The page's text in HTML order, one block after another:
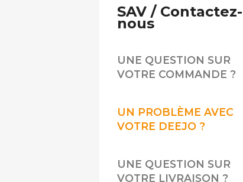
SAV / Contactez-
nous
UNE QUESTION SUR
VOTRE COMMANDE ?
UN PROBLÈME AVEC
VOTRE DEEJO ?
UNE QUESTION SUR
VOTRE LIVRAISON ?